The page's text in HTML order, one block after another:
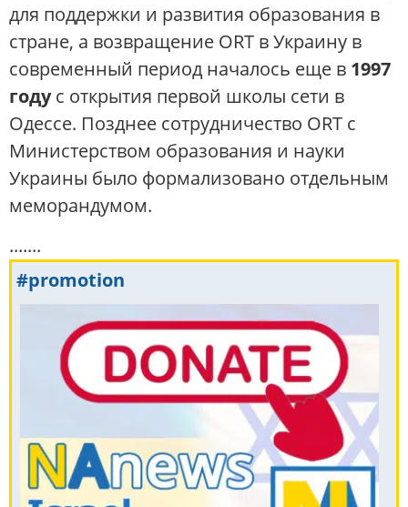
для поддержки и развития образования в
стране, а возвращение ORT в Украину в
современный период началось еще в 1997
годус открытия первой школы сети в
Одессе. Позднее сотрудничество ORT с
Министерством образования и науки
Украины было формализовано отдельным
меморандумом.
.......
#promotion